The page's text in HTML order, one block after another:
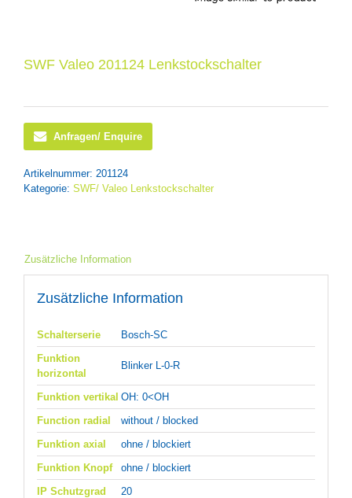
SWF Valeo 201124 Lenkstockschalter
Anfragen/ Enquire
Artikelnummer: 201124
Kategorie: SWF/ Valeo Lenkstockschalter
Zusätzliche Information
Zusätzliche Information
Schalterserie
Bosch-SC
Funktion
horizontal
Blinker L-0-R
Funktion vertikal OH: 0<OH
Function radial
without / blocked
Funktion axial
ohne / blockiert
Funktion Knopf
ohne / blockiert
IP Schutzgrad
20